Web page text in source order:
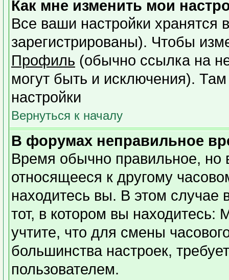
Как мне изменить мои
Все ваши настройки хранятся
зарегистрированы). Чтобы
Профиль (обычно ссылка на
могут быть и исключения).
настройки
Вернуться к началу
В форумах неправильное
Время обычно правильное, но
относящееся к другому
находитесь вы. В этом случае
тот, в котором вы находитесь:
учтите, что для смены
большинства настроек,
пользователем.